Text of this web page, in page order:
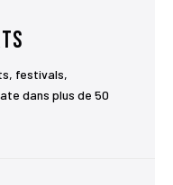
festivals,
dans plus de 50